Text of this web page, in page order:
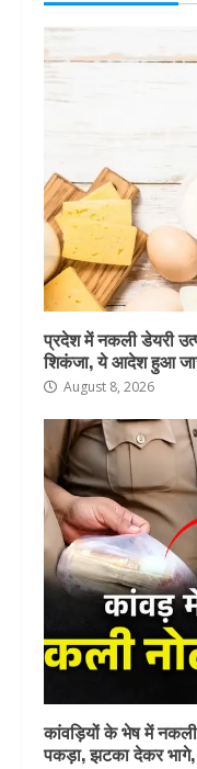
प्रदेश में नकली डेयरी
शिकंजा, ये आदेश हुआ
August 8, 2026
कांवड़ियों के भेष में नकली
पकड़ा, झटका देकर